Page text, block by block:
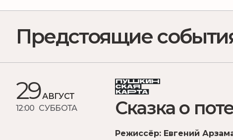
Предстоящие
29 АВГУСТ
12:00 СУББОТА
Сказка о
Режиссёр: Евгений